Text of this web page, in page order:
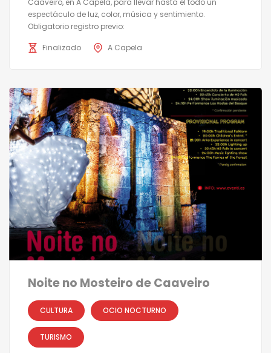
Caaveiro, en A Capela, para llevar hasta él todo un
espectáculo de luz, color, música y sentimiento.
Obligatorio registro previo:
Finalizado A Capela
Noite no Mosteiro de Caaveiro
CULTURA OCIO NOCTURNO
TURISMO